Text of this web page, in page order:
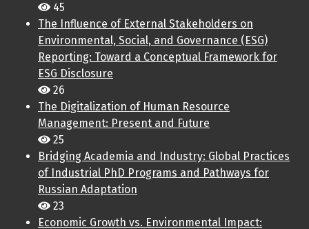
45
The Influence of External Stakeholders on
Environmental, Social, and Governance (ESG)
Reporting: Toward a Conceptual Framework for
ESG Disclosure
26
The Digitalization of Human Resource
Management: Present and Future
25
Bridging Academia and Industry: Global Practices
of Industrial PhD Programs and Pathways for
Russian Adaptation
23
Economic Growth vs. Environmental Impact: